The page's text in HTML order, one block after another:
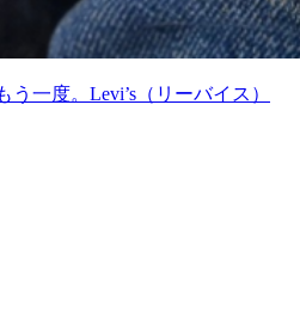
一度。Levi’s（リーバイス）